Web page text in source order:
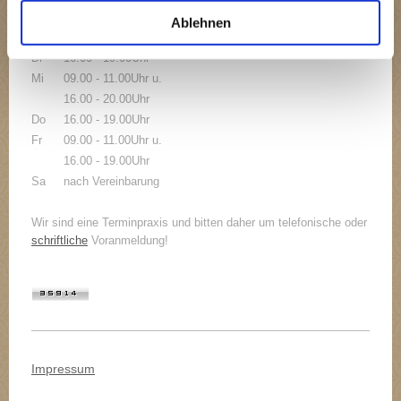
Ablehnen
Di
16.00 - 19.00Uhr
Mi
09.00 - 11.00Uhr u.
16.00 - 20.00Uhr
Do
16.00 - 19.00Uhr
Fr
09.00 - 11.00Uhr u.
16.00 - 19.00Uhr
Sa
nach Vereinbarung
Wir sind eine Terminpraxis und bitten daher um telefonische oder
schriftliche Voranmeldung!
Impressum